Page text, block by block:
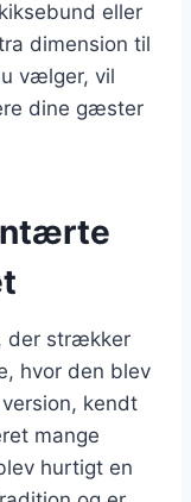
eller
dimension til
vælger, vil
dine gæster
der strækker
hvor den blev
kendt
mange
hurtigt en